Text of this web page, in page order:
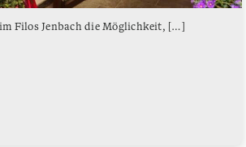
Filos Jenbach die Möglichkeit, […]